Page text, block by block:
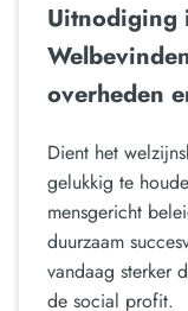
Uitnodiging
overheden
Dient het
gelukkig te
mensgericht
duurzaam
vandaag sterker
de social profit.